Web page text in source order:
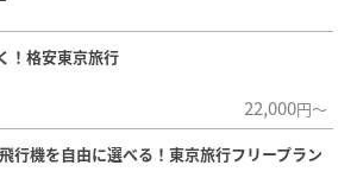
！格安東京旅行
22,000円～
行機を自由に選べる！東京旅行フリープラン